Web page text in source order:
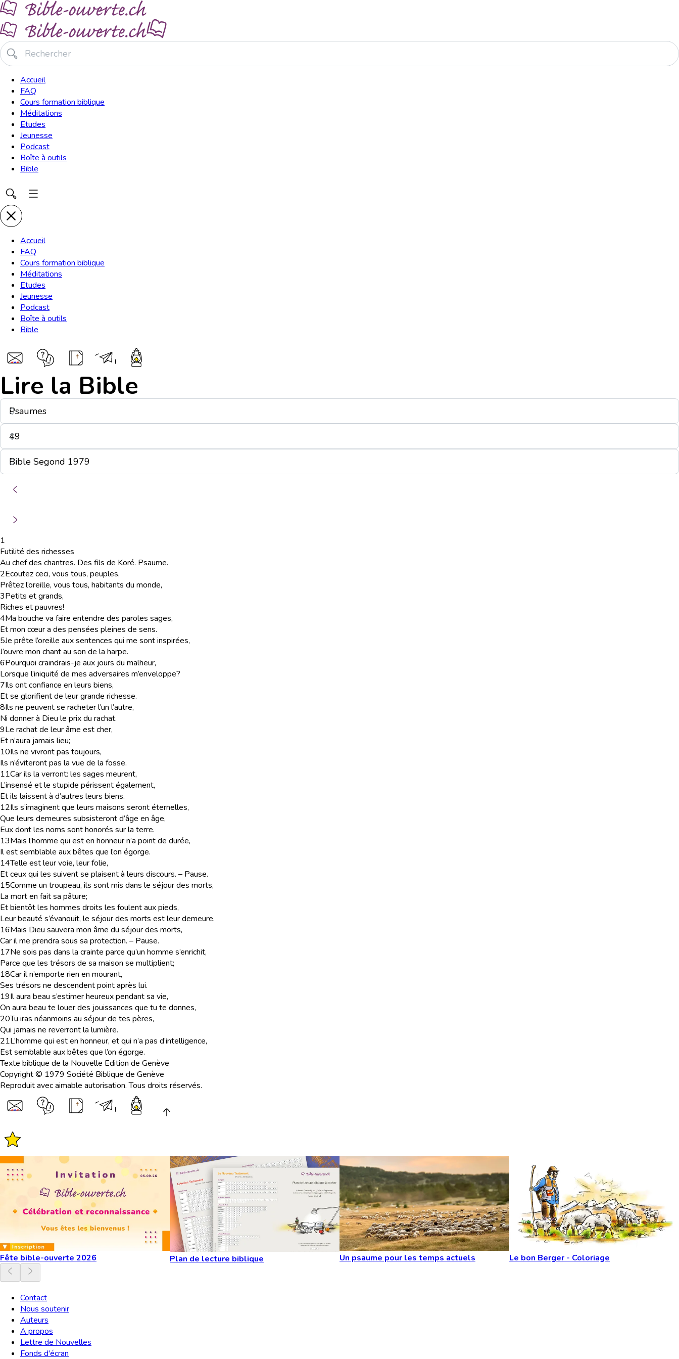
Accueil
FAQ
Cours formation biblique
Méditations
Etudes
Jeunesse
Podcast
Boîte à outils
Bible
Accueil
FAQ
Cours formation biblique
Méditations
Etudes
Jeunesse
Podcast
Boîte à outils
Bible
Lire la Bible
1
Futilité des richesses
Au chef des chantres. Des fils de Koré. Psaume.
2Ecoutez ceci, vous tous, peuples,
Prêtez l’oreille, vous tous, habitants du monde,
3Petits et grands,
Riches et pauvres!
4Ma bouche va faire entendre des paroles sages,
Et mon cœur a des pensées pleines de sens.
5Je prête l’oreille aux sentences qui me sont inspirées,
J’ouvre mon chant au son de la harpe.
6Pourquoi craindrais-je aux jours du malheur,
Lorsque l’iniquité de mes adversaires m’enveloppe?
7Ils ont confiance en leurs biens,
Et se glorifient de leur grande richesse.
8Ils ne peuvent se racheter l’un l’autre,
Ni donner à Dieu le prix du rachat.
9Le rachat de leur âme est cher,
Et n’aura jamais lieu;
10Ils ne vivront pas toujours,
Ils n’éviteront pas la vue de la fosse.
11Car ils la verront: les sages meurent,
L’insensé et le stupide périssent également,
Et ils laissent à d’autres leurs biens.
12Ils s’imaginent que leurs maisons seront éternelles,
Que leurs demeures subsisteront d’âge en âge,
Eux dont les noms sont honorés sur la terre.
13Mais l’homme qui est en honneur n’a point de durée,
Il est semblable aux bêtes que l’on égorge.
14Telle est leur voie, leur folie,
Et ceux qui les suivent se plaisent à leurs discours. – Pause.
15Comme un troupeau, ils sont mis dans le séjour des morts,
La mort en fait sa pâture;
Et bientôt les hommes droits les foulent aux pieds,
Leur beauté s’évanouit, le séjour des morts est leur demeure.
16Mais Dieu sauvera mon âme du séjour des morts,
Car il me prendra sous sa protection. – Pause.
17Ne sois pas dans la crainte parce qu’un homme s’enrichit,
Parce que les trésors de sa maison se multiplient;
18Car il n’emporte rien en mourant,
Ses trésors ne descendent point après lui.
19Il aura beau s’estimer heureux pendant sa vie,
On aura beau te louer des jouissances que tu te donnes,
20Tu iras néanmoins au séjour de tes pères,
Qui jamais ne reverront la lumière.
21L’homme qui est en honneur, et qui n’a pas d’intelligence,
Est semblable aux bêtes que l’on égorge.
Texte biblique de la Nouvelle Edition de Genève
Copyright © 1979 Société Biblique de Genève
Reproduit avec aimable autorisation. Tous droits réservés.
Fête bible-ouverte 2026 Plan de lecture biblique Un psaume pour les temps actuels Le bon Berger - Coloriage
Contact
Nous soutenir
Auteurs
A propos
Lettre de Nouvelles
Fonds d'écran